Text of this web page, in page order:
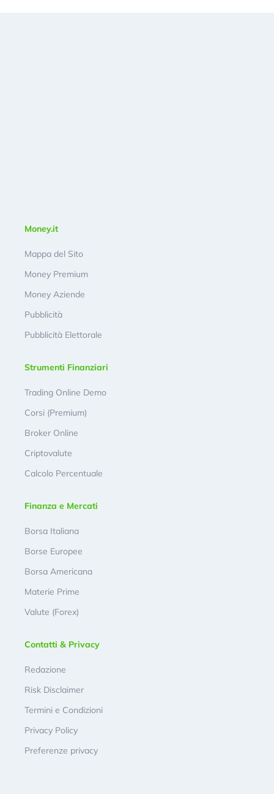
Money.it
Mappa del Sito
Money Premium
Money Aziende
Pubblicità
Pubblicità Elettorale
Strumenti Finanziari
Trading Online Demo
Corsi (Premium)
Broker Online
Criptovalute
Calcolo Percentuale
Finanza e Mercati
Borsa Italiana
Borse Europee
Borsa Americana
Materie Prime
Valute (Forex)
Contatti & Privacy
Redazione
Risk Disclaimer
Termini e Condizioni
Privacy Policy
Preferenze privacy